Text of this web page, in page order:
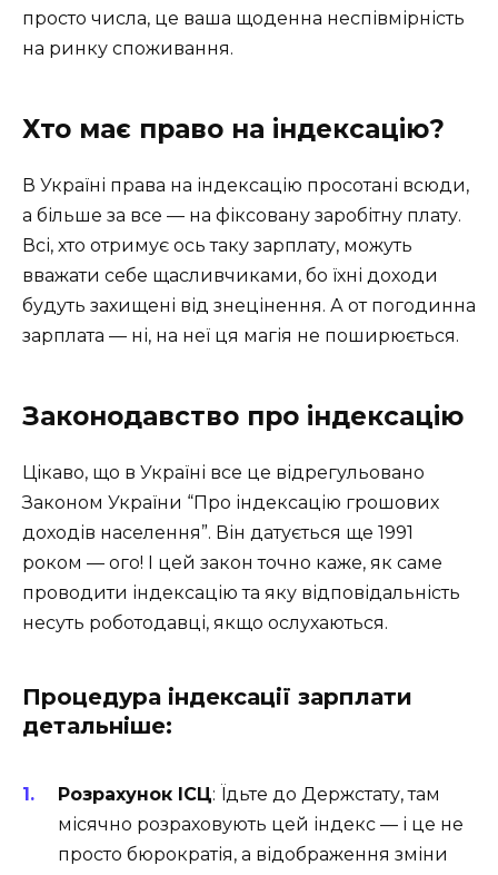
просто числа, це ваша щоденна неспівмірність
на ринку споживання.
Хто має право на індексацію?
В Україні права на індексацію просотані всюди,
а більше за все — на фіксовану заробітну плату.
Всі, хто отримує ось таку зарплату, можуть
вважати себе щасливчиками, бо їхні доходи
будуть захищені від знецінення. А от погодинна
зарплата — ні, на неї ця магія не поширюється.
Законодавство про індексацію
Цікаво, що в Україні все це відрегульовано
Законом України “Про індексацію грошових
доходів населення”. Він датується ще 1991
роком — ого! І цей закон точно каже, як саме
проводити індексацію та яку відповідальність
несуть роботодавці, якщо ослухаються.
Процедура індексації зарплати
детальніше:
Розрахунок ІСЦ: Їдьте до Держстату, там
місячно розраховують цей індекс — і це не
просто бюрократія, а відображення зміни